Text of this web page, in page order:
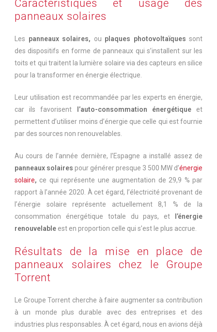
Caractéristiques et usage des
panneaux solaires
Les panneaux solaires, ou plaques photovoltaïques sont
des dispositifs en forme de panneaux qui s’installent sur les
toits et qui traitent la lumière solaire via des capteurs en silice
pour la transformer en énergie électrique.
Leur utilisation est recommandée par les experts en énergie,
car ils favorisent
l’auto-consommation énergétique et
permettent d’utiliser moins d’énergie que celle qui est fournie
par des sources non renouvelables.
Au cours de l’année dernière, l’Espagne a installé assez de
panneaux solaires pour générer presque 3 500 MW d’énergie
solaire, ce qui représente une augmentation de 29,9 % par
rapport à l’année 2020. À cet égard, l’électricité provenant de
l’énergie solaire représente actuellement 8,1 % de la
consommation énergétique totale du pays, et
l’énergie
renouvelable est en proportion celle qui s’est le plus accrue.
Résultats de la mise en place de
panneaux solaires chez le Groupe
Torrent
Le Groupe Torrent cherche à faire augmenter sa contribution
à un monde plus durable avec des entreprises et des
industries plus responsables. À cet égard, nous en avions déjà